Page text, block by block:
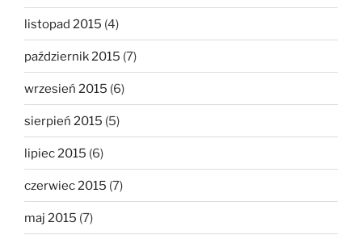
listopad 2015 (4)
październik 2015 (7)
wrzesień 2015 (6)
sierpień 2015 (5)
lipiec 2015 (6)
czerwiec 2015 (7)
maj 2015 (7)